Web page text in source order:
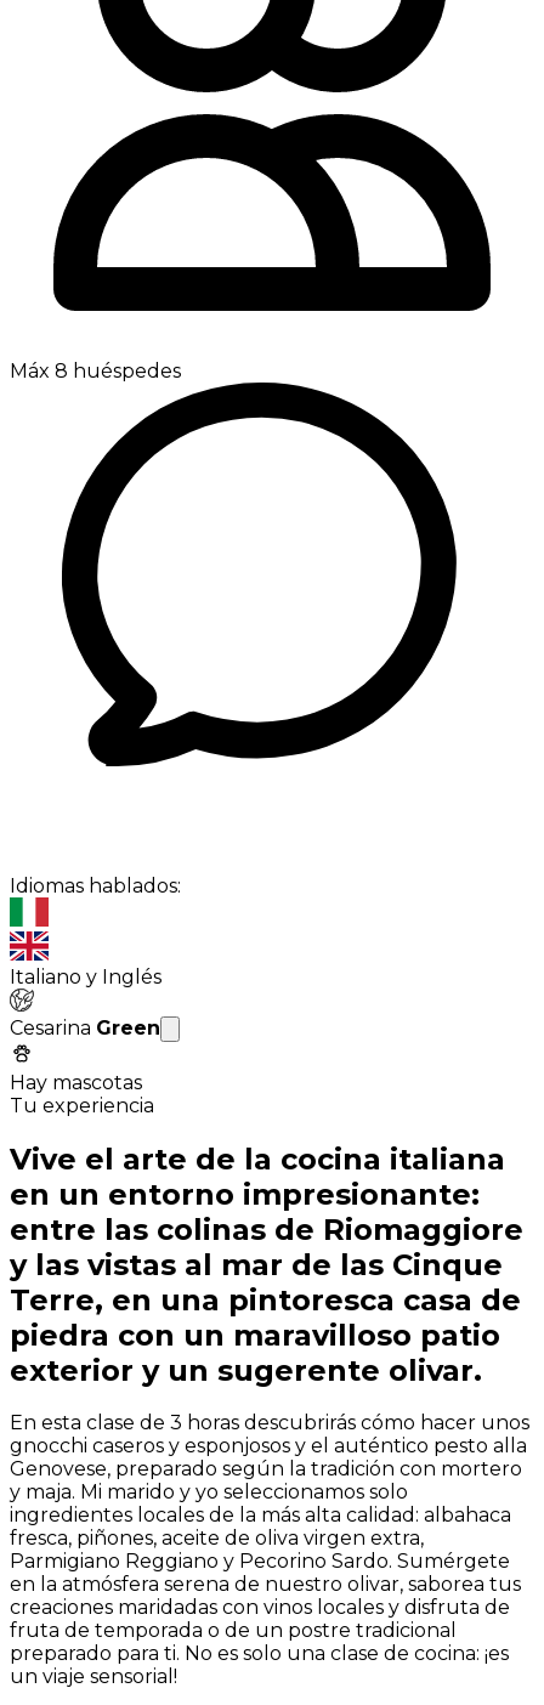
Máx 8 huéspedes
Idiomas hablados:
Italiano y Inglés
Cesarina Green
Hay mascotas
Tu experiencia
Vive el arte de la cocina italiana
en un entorno impresionante:
entre las colinas de Riomaggiore
y las vistas al mar de las Cinque
Terre, en una pintoresca casa de
piedra con un maravilloso patio
exterior y un sugerente olivar.
En esta clase de 3 horas descubrirás cómo hacer unos
gnocchi caseros y esponjosos y el auténtico pesto alla
Genovese, preparado según la tradición con mortero
y maja. Mi marido y yo seleccionamos solo
ingredientes locales de la más alta calidad: albahaca
fresca, piñones, aceite de oliva virgen extra,
Parmigiano Reggiano y Pecorino Sardo. Sumérgete
en la atmósfera serena de nuestro olivar, saborea tus
creaciones maridadas con vinos locales y disfruta de
fruta de temporada o de un postre tradicional
preparado para ti. No es solo una clase de cocina: ¡es
un viaje sensorial!